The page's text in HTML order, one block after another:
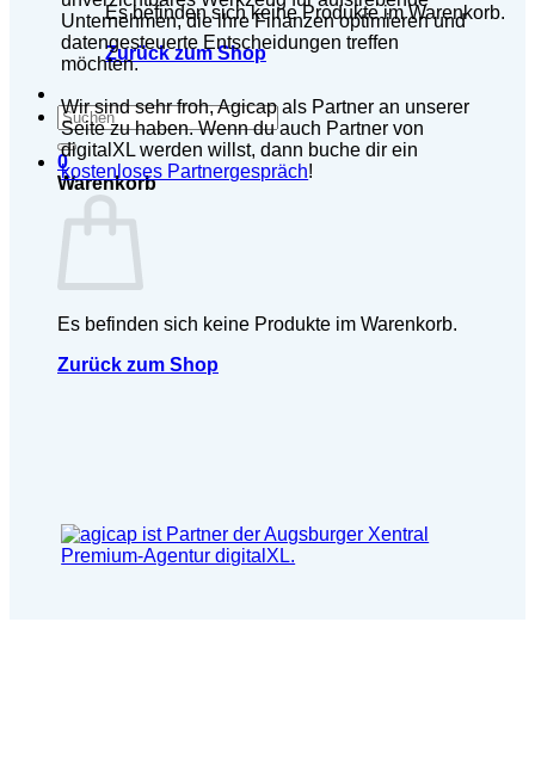
Es befinden sich keine Produkte im Warenkorb.
Zurück zum Shop
Suchen
nach:
0
Warenkorb
Es befinden sich keine Produkte im Warenkorb.
Zurück zum Shop
Unternehmen, die ihre Finanzen optimieren und
datengesteuerte Entscheidungen treffen
möchten.
Wir sind sehr froh, Agicap als Partner an unserer
Seite zu haben. Wenn du auch Partner von
digitalXL werden willst, dann buche dir ein
kostenloses Partnergespräch!